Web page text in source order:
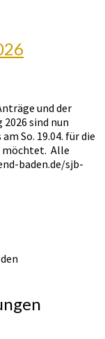
und der
sind nun
So. 19.04. für die
möchtet. Alle
baden.de/sjb-